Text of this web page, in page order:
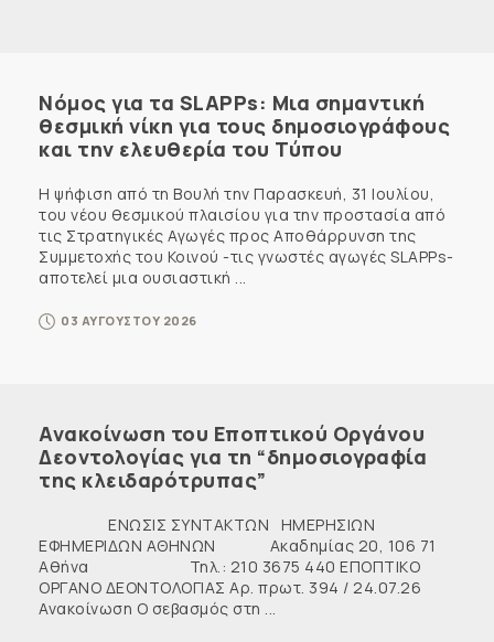
Νόμος για τα SLAPPs: Μια σημαντική
θεσμική νίκη για τους δημοσιογράφους
και την ελευθερία του Τύπου
Η ψήφιση από τη Βουλή την Παρασκευή, 31 Ιουλίου,
του νέου θεσμικού πλαισίου για την προστασία από
τις Στρατηγικές Αγωγές προς Αποθάρρυνση της
Συμμετοχής του Κοινού -τις γνωστές αγωγές SLAPPs-
αποτελεί μια ουσιαστική ...
03 ΑΥΓΟΥΣΤΟΥ 2026
Ανακοίνωση του Εποπτικού Οργάνου
Δεοντολογίας για τη “δημοσιογραφία
της κλειδαρότρυπας”
ΕΝΩΣΙΣ ΣΥΝΤΑΚΤΩΝ ΗΜΕΡΗΣΙΩΝ
ΕΦΗΜΕΡΙΔΩΝ ΑΘΗΝΩΝ Ακαδημίας 20, 106 71
Αθήνα Τηλ.: 210 3675 440 ΕΠΟΠΤΙΚΟ
ΟΡΓΑΝΟ ΔΕΟΝΤΟΛΟΓΙΑΣ Αρ. πρωτ. 394 / 24.07.26
Ανακοίνωση Ο σεβασμός στη ...